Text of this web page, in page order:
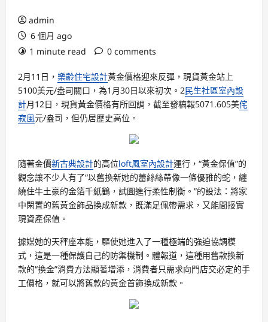
admin
6 個月 ago
1 minute read
0 comments
2月11日， 樂齡住宅設計黃金價格迎來反彈，現貨黃金站上
5100美元/盎司關口，為1月30日以來初次。2民生社區室內設
計月12日，現貨黃金價格有所回調，截至發稿報5071.605美侘
寂風元/盎司，但仍居歷史高位。
隨著金價新古典設計的高位loft風室內設計運行，“黃金保值”的
觀念讓不少人有了“以舊換新她的蕾絲絲帶像一條優雅的蛇，纏
繞住牛土豪的金箔千紙鶴，試圖進行柔性制衡。”的設法：將家
中閑置的舊黃金飾品換成新款，既滿足佩帶需求，又能間接實
現資產保值。
據媒她的天秤座本能，驅使她進入了一種極端的強迫協調模
式，這是一種保護自己的防禦機制。體報道，這種用舊款換新
款的“換金”消費方法顯著增添，消費者只需求向門店交必定的手
工價格，就可以將舊款的黃金首飾換成新款。